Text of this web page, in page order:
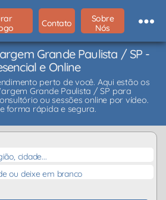
Contato
Sobre
Nós
Grande Paulista / SP -
e Online
perto de você. Aqui estão os
Grande Paulista / SP para
ou sessões online por vídeo.
forma rápida e segura.
cidade...
ou deixe em branco